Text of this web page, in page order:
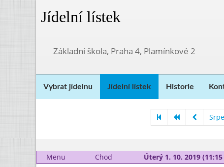
Jídelní lístek
Základní škola, Praha 4, Plamínkové 2
Vybrat jídelnu Jídelní lístek Historie
Menu
Chod Úterý 1. 10. 2019